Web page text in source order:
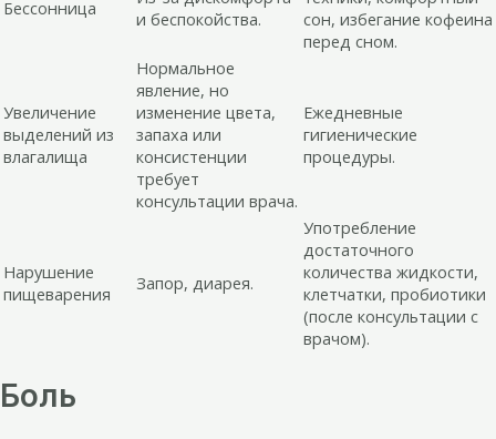
Бессонница
и беспокойства.
сон, избегание кофеина
перед сном.
Увеличение
выделений из
влагалища
Нормальное
явление, но
изменение цвета,
запаха или
консистенции
требует
консультации врача.
Ежедневные
гигиенические
процедуры.
Нарушение
пищеварения
Запор, диарея.
Употребление
достаточного
количества жидкости,
клетчатки, пробиотики
(после консультации с
врачом).
Боль